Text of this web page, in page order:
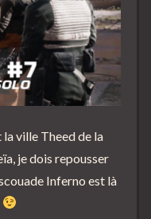
la ville Theed de la
je dois repousser
Inferno est là